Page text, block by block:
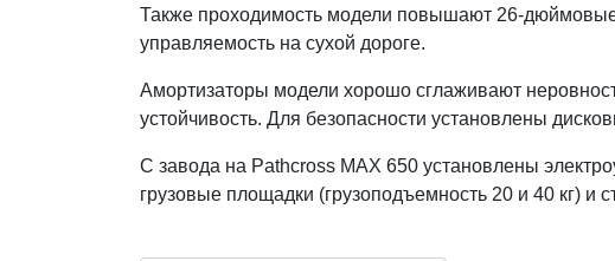
Также проходимость модели повышают 26-
управляемость на сухой дороге.
Амортизаторы модели хорошо сглаживают
устойчивость. Для безопасности установлены
С завода на Pathcross MAX 650 установлены
грузовые площадки (грузоподъемность 20 и 40 кг) и